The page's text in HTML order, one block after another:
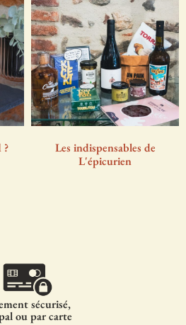
Les indispensables de
L'épicurien
sécurisé,
ou par carte